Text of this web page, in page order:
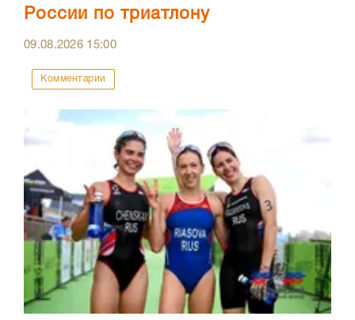
России по триатлону
09.08.2026 15:00
Комментарии